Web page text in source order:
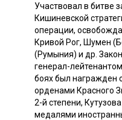
Участвовал в битве
Кишиневской
операции,
Кривой Рог, Шумен
(Румыния) и др.
генерал-
боях был награжден
орденами Красного
2-й степени,
медалями